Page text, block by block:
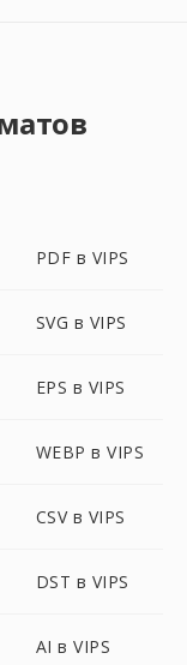
PDF в VIPS
SVG в VIPS
EPS в VIPS
WEBP в VIPS
CSV в VIPS
DST в VIPS
AI в VIPS